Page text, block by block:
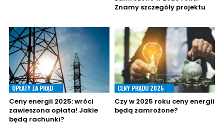
Znamy szczegóły projektu
OPŁATY ZA PRĄD
Ceny energii 2025: wróci
zawieszona opłata! Jakie
będą rachunki?
CENY PRĄDU 2025
Czy w 2025 roku ceny energii
będą zamrożone?